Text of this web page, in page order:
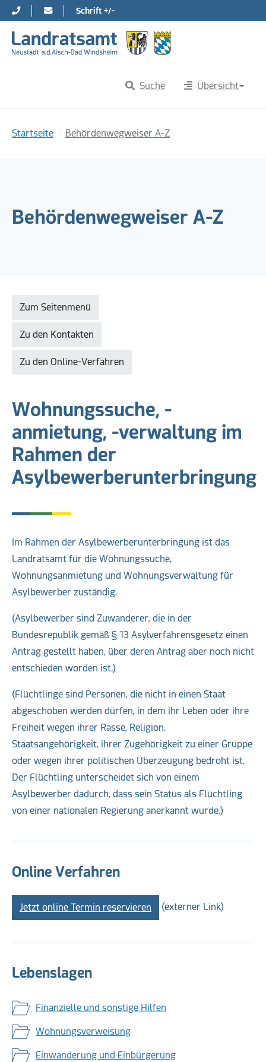
Direkt zur Hauptnavigation springen
Direkt zum Inhalt springen
Schrift +/-
Suche Übersicht
Startseite Behördenwegweiser A-Z
Behördenwegweiser A-Z
Zum Seitenmenü
Zu den Kontakten
Zu den Online-Verfahren
Wohnungssuche, -
anmietung, -verwaltung im
Rahmen der
Asylbewerberunterbringung
Im Rahmen der Asylbewerberunterbringung ist das
Landratsamt für die Wohnungssuche,
Wohnungsanmietung und Wohnungsverwaltung für
Asylbewerber zuständig.
(Asylbewerber sind Zuwanderer, die in der
Bundesrepublik gemäß § 13 Asylverfahrensgesetz einen
Antrag gestellt haben, über deren Antrag aber noch nicht
entschieden worden ist.)
(Flüchtlinge sind Personen, die nicht in einen Staat
abgeschoben werden dürfen, in dem ihr Leben oder ihre
Freiheit wegen ihrer Rasse, Religion,
Staatsangehörigkeit, ihrer Zugehörigkeit zu einer Gruppe
oder wegen ihrer politischen Überzeugung bedroht ist.
Der Flüchtling unterscheidet sich von einem
Asylbewerber dadurch, dass sein Status als Flüchtling
von einer nationalen Regierung anerkannt wurde.)
Online Verfahren
Jetzt online Termin reservieren (externer Link)
Lebenslagen
Finanzielle und sonstige Hilfen
Wohnungsverweisung
Einwanderung und Einbürgerung